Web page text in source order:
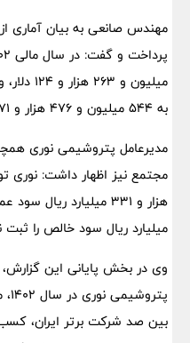
مهندس صانعی به بیان آماری
میلیون
‌به ۵۴۴ میلیون و ۴۷۶ هزار ‌و ۸۷۱ دلار رسید.‌
مدیرعامل پتروشیمی نوری
میلیارد ریال سود خالص را ثبت
وی در بخش پایانی این
بین صد شرکت برتر ایران،